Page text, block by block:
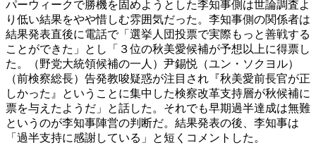
パーウィークで勝機を固めようとした李知事側は世論調査よ
り低い結果をやや惜しむ雰囲気だった。李知事側の関係者は
結果発表直後に電話で「選挙人団投票で実際もっと善戦する
ことができた」とし「３位の秋美愛候補が予想以上に得票し
た。（野党大統領候補の一人）尹錫悦（ユン・ソクヨル）
（前検察総長）告発教唆疑惑が注目され『秋美愛前長官が正
しかった』ということに集中した検察改革支持層が秋候補に
票を与えたようだ」と話した。それでも早期過半達成は無難
というのが李知事陣営の判断だ。結果発表の後、李知事は
「過半支持に感謝している」と短くコメントした。